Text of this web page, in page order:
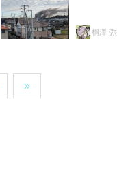
桐澤 弥
»